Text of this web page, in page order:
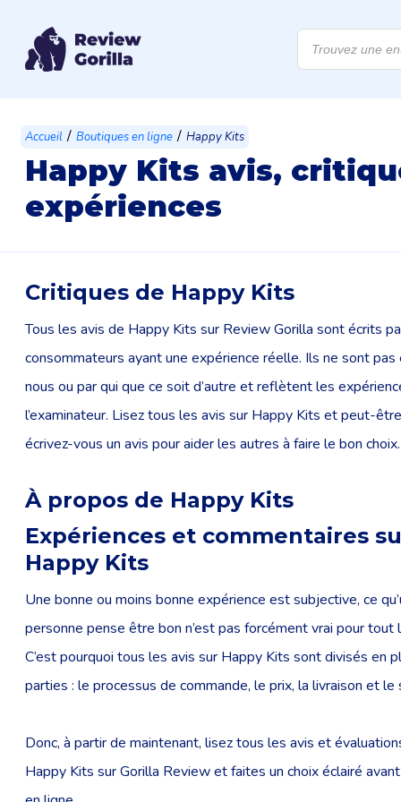
Recherche
produits
Accueil / Boutiques en ligne / Happy Kits
Happy Kits avis,
expériences
Critiques de Happy Kits
Tous les avis de Happy Kits sur Review Gorilla sont écrits
consommateurs ayant une expérience réelle. Ils ne sont
nous ou par qui que ce soit d’autre et reflètent les
l’examinateur. Lisez tous les avis sur Happy Kits et peut-
écrivez-vous un avis pour aider les autres à faire le bon choix.
À propos de Happy Kits
Expériences et commentaires
Happy Kits
Une bonne ou moins bonne expérience est subjective, ce
personne pense être bon n’est pas forcément vrai pour tout
C’est pourquoi tous les avis sur Happy Kits sont divisés en
parties : le processus de commande, le prix, la livraison et le
Donc, à partir de maintenant, lisez tous les avis et
Happy Kits sur Gorilla Review et faites un choix éclairé avant